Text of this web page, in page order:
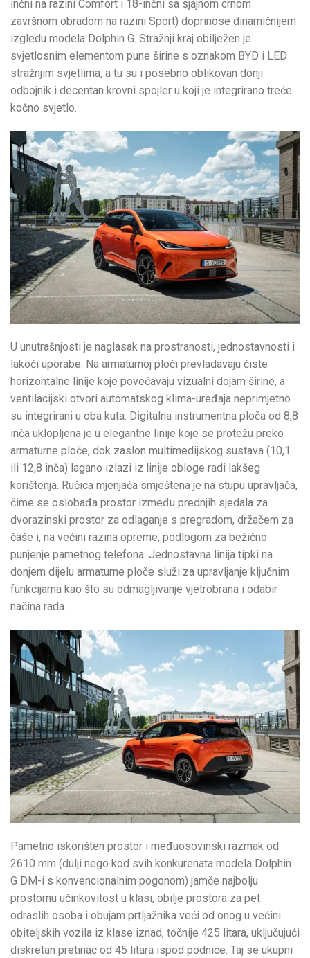
inčni na razini Comfort i 18-inčni sa sjajnom crnom
završnom obradom na razini Sport) doprinose dinamičnijem
izgledu modela Dolphin G. Stražnji kraj obilježen je
svjetlosnim elementom pune širine s oznakom BYD i LED
stražnjim svjetlima, a tu su i posebno oblikovan donji
odbojnik i decentan krovni spojler u koji je integrirano treće
kočno svjetlo.
U unutrašnjosti je naglasak na prostranosti, jednostavnosti i
lakoći uporabe. Na armaturnoj ploči prevladavaju čiste
horizontalne linije koje povećavaju vizualni dojam širine, a
ventilacijski otvori automatskog klima-uređaja neprimjetno
su integrirani u oba kuta. Digitalna instrumentna ploča od 8,8
inča uklopljena je u elegantne linije koje se protežu preko
armaturne ploče, dok zaslon multimedijskog sustava (10,1
ili 12,8 inča) lagano izlazi iz linije obloge radi lakšeg
korištenja. Ručica mjenjača smještena je na stupu upravljača,
čime se oslobađa prostor između prednjih sjedala za
dvorazinski prostor za odlaganje s pregradom, držačem za
čaše i, na većini razina opreme, podlogom za bežično
punjenje pametnog telefona. Jednostavna linija tipki na
donjem dijelu armaturne ploče služi za upravljanje ključnim
funkcijama kao što su odmagljivanje vjetrobrana i odabir
načina rada.
Pametno iskorišten prostor i međuosovinski razmak od
2610 mm (dulji nego kod svih konkurenata modela Dolphin
G DM-i s konvencionalnim pogonom) jamče najbolju
prostornu učinkovitost u klasi, obilje prostora za pet
odraslih osoba i obujam prtljažnika veći od onog u većini
obiteljskih vozila iz klase iznad, točnije 425 litara, uključujući
diskretan pretinac od 45 litara ispod podnice. Taj se ukupni